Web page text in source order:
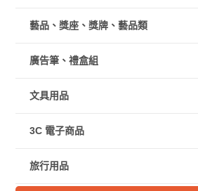
藝品、獎座、獎牌、藝品類
廣告筆、禮盒組
文具用品
3C 電子商品
旅行用品